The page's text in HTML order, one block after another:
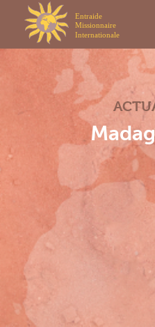
Panneau de gestion des cookies
Notre mission
Notre organisation
Notre histoire
CONTRIBUTIONS & AIDES
Options et contributions
Prise en charge frais de santé
Le fonds social
Rapatriement
SECTIONS EMI
Section Générale
Section Amérique Centrale